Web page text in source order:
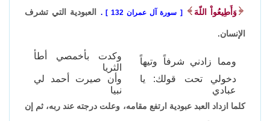
وَأَطِيعُواْ اللّهَ سورة آل عمران 132 . العبودية التي تشرف
الإنسان.
ومما زادني شرفاً وتيهاً
وكدت بأخمصي أطأ
الثريا
دخولي تحت قولك: يا
عبادي
وأن صيرت أحمد لي
نبيا
كلما ازداد العبد عبودية ارتفع مقامه، وعلت درجته عند ربه، ثم إن